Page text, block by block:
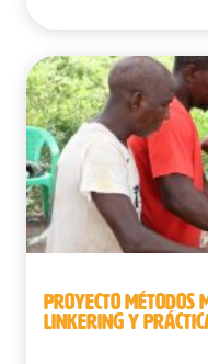
PROYECTO MÉTODOS
LINKERING Y